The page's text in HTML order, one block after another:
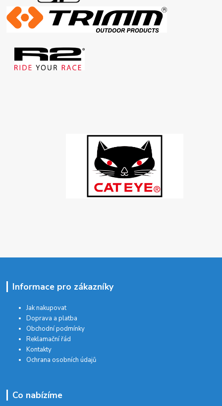
Informace pro zákazníky
Jak nakupovat
Doprava a platba
Obchodní podmínky
Reklamační řád
Kontakty
Ochrana osobních údajů
Co nabízíme